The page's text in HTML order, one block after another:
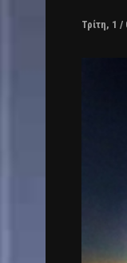
Τρίτη, 1 /